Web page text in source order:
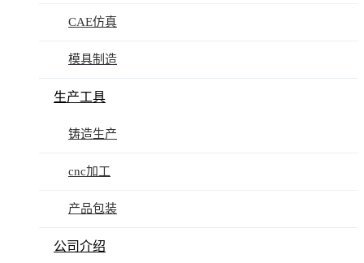
CAE仿真
模具制造
生产工具
铸造生产
cnc加工
产品包装
公司介绍